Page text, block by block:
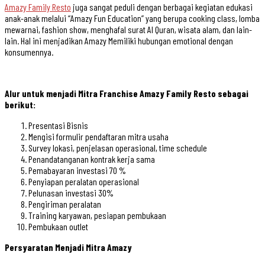
Amazy Family Resto juga sangat peduli dengan berbagai kegiatan edukasi
anak-anak melalui “Amazy Fun Education” yang berupa cooking class, lomba
mewarnai, fashion show, menghafal surat Al Quran, wisata alam, dan lain-
lain. Hal ini menjadikan Amazy Memiliki hubungan emotional dengan
konsumennya.
Alur untuk menjadi Mitra Franchise Amazy Family Resto sebagai
berikut:
Presentasi Bisnis
Mengisi formulir pendaftaran mitra usaha
Survey lokasi, penjelasan operasional, time schedule
Penandatanganan kontrak kerja sama
Pemabayaran investasi 70 %
Penyiapan peralatan operasional
Pelunasan investasi 30%
Pengiriman peralatan
Training karyawan, pesiapan pembukaan
Pembukaan outlet
Persyaratan Menjadi Mitra Amazy